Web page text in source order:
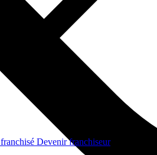
Devenir franchiseur